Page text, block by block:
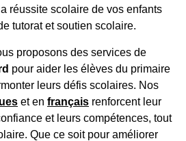
réussite scolaire de vos enfants
tutorat et soutien scolaire.
proposons des services de
pour aider les élèves du primaire
leurs défis scolaires. Nos
et en français renforcent leur
et leurs compétences, tout
Que ce soit pour améliorer